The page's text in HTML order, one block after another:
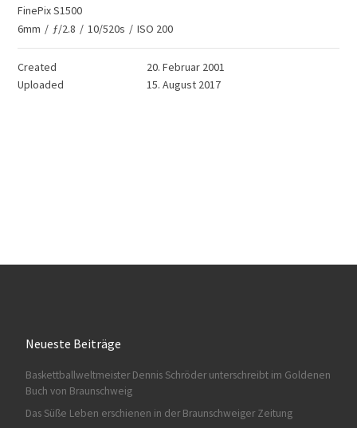
FinePix S1500
6mm / ƒ/2.8 / 10/520s / ISO 200
Created
20. Februar 2001
Uploaded
15. August 2017
Neueste Beiträge
Baskettballweltmeister Dennis Schröder unterschreibt im Goldenen
Buch von Braunschweig
Das Süße Leben erschienen in der Braunschweiger Zeitung